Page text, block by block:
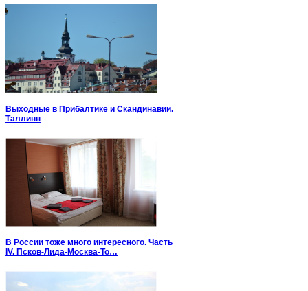
Выходные в Прибалтике и Скандинавии.
Таллинн
В России тоже много интересного. Часть
IV. Псков-Лида-Москва-То…